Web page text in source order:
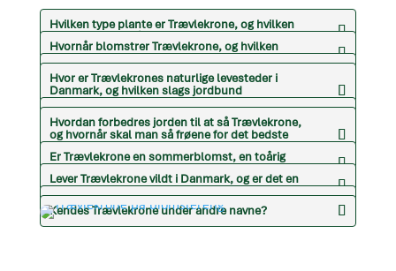
Hvilken type plante er Trævlekrone, og hvilken
slags blomster får den?
Hvornår blomstrer Trævlekrone, og hvilken
farve er blomsterne?
Hvor høj bliver Trævlekrone?
Hvor er Trævlekrones naturlige levesteder i
Danmark, og hvilken slags jordbund
foretrækker den?
Har Trævlekrone nogle særlige kendetegn?
Hvordan forbedres jorden til at så Trævlekrone,
og hvornår skal man så frøene for det bedste
resultat?
Er Trævlekrone en sommerblomst, en toårig
plante eller en staude?
Lever Trævlekrone vildt i Danmark, og er det en
hjemmehørende plante?
Hvilke insekter er Trævlekrone værtsplante for?
Kendes Trævlekrone under andre navne?